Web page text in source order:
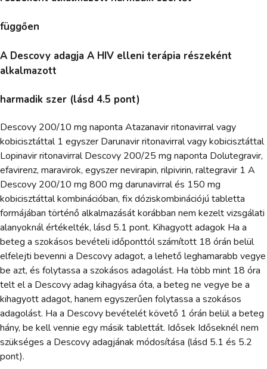
függően
A Descovy adagja A HIV elleni terápia részeként
alkalmazott
harmadik szer (lásd 4.5 pont)
Descovy 200/10 mg naponta Atazanavir ritonavirral vagy
kobicisztáttal 1 egyszer Darunavir ritonavirral vagy kobicisztáttal
Lopinavir ritonavirral Descovy 200/25 mg naponta Dolutegravir,
efavirenz, maravirok, egyszer nevirapin, rilpivirin, raltegravir 1 A
Descovy 200/10 mg 800 mg darunavirral és 150 mg
kobicisztáttal kombinációban, fix dóziskombinációjú tabletta
formájában történő alkalmazását korábban nem kezelt vizsgálati
alanyoknál értékelték, lásd 5.1 pont. Kihagyott adagok Ha a
beteg a szokásos bevételi időponttól számított 18 órán belül
elfelejti bevenni a Descovy adagot, a lehető leghamarabb vegye
be azt, és folytassa a szokásos adagolást. Ha több mint 18 óra
telt el a Descovy adag kihagyása óta, a beteg ne vegye be a
kihagyott adagot, hanem egyszerűen folytassa a szokásos
adagolást. Ha a Descovy bevételét követő 1 órán belül a beteg
hány, be kell vennie egy másik tablettát. Idősek Időseknél nem
szükséges a Descovy adagjának módosítása (lásd 5.1 és 5.2
pont).